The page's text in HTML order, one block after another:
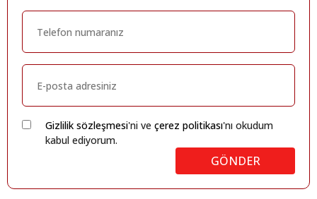
Gizlilik sözleşmesi'ni ve çerez politikası'nı okudum
kabul ediyorum.
GÖNDER